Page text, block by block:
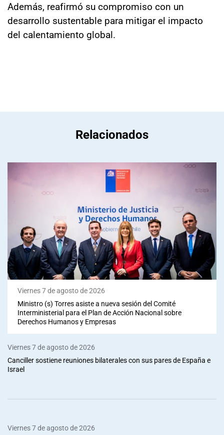
Además, reafirmó su compromiso con un
desarrollo sustentable para mitigar el impacto
del calentamiento global.
Relacionados
Viernes 7 de agosto de 2026
Ministro (s) Torres asiste a nueva sesión del Comité
Interministerial para el Plan de Acción Nacional sobre
Derechos Humanos y Empresas
Viernes 7 de agosto de 2026
Canciller sostiene reuniones bilaterales con sus pares de España e
Israel
Viernes 7 de agosto de 2026